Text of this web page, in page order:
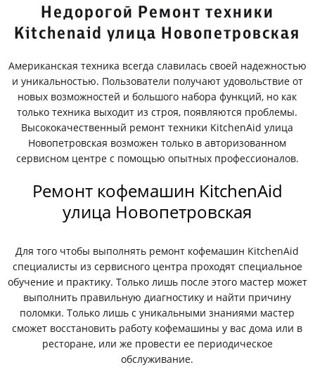
Недорогой Ремонт техники
Kitchenaid улица Новопетровская
Американская техника всегда славилась своей надежностью
и уникальностью. Пользователи получают удовольствие от
новых возможностей и большого набора функций, но как
только техника выходит из строя, появляются проблемы.
Высококачественный ремонт техники KitchenAid улица
Новопетровская возможен только в авторизованном
сервисном центре с помощью опытных профессионалов.
Ремонт кофемашин KitchenAid
улица Новопетровская
Для того чтобы выполнять ремонт кофемашин KitchenAid
специалисты из сервисного центра проходят специальное
обучение и практику. Только лишь после этого мастер может
выполнить правильную диагностику и найти причину
поломки. Только лишь с уникальными знаниями мастер
сможет восстановить работу кофемашины у вас дома или в
ресторане, или же провести ее периодическое
обслуживание.